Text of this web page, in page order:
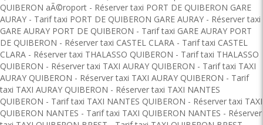
QUIBERON aÃ©roport - Réserver taxi PORT DE QUIBERON GARE
AURAY - Tarif taxi PORT DE QUIBERON GARE AURAY - Réserver taxi
GARE AURAY PORT DE QUIBERON - Tarif taxi GARE AURAY PORT
DE QUIBERON - Réserver taxi CASTEL CLARA - Tarif taxi CASTEL
CLARA - Réserver taxi THALASSO QUIBERON - Tarif taxi THALASSO
QUIBERON - Réserver taxi TAXI AURAY QUIBERON - Tarif taxi TAXI
AURAY QUIBERON - Réserver taxi TAXI AURAY QUIBERON - Tarif
taxi TAXI AURAY QUIBERON - Réserver taxi TAXI NANTES
QUIBERON - Tarif taxi TAXI NANTES QUIBERON - Réserver taxi TAXI
QUIBERON NANTES - Tarif taxi TAXI QUIBERON NANTES - Réserver